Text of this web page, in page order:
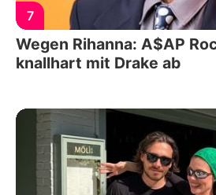
7
Wegen Rihanna: A$AP
knallhart mit Drake ab